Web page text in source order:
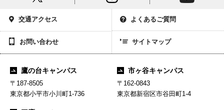
交通アクセス よくあるご質問
お問い合わせ サイトマップ
鷹の台キャンパス
〒187-8505
東京都小平市小川町1-736
市ヶ谷キャンパス
〒162-0843
東京都新宿区市谷田町1-4